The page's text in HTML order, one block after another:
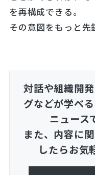
を再構成できる。
その意図をもっと先
対話や組織開
グなどが学べる
ニュース
また、内容に
したらお気